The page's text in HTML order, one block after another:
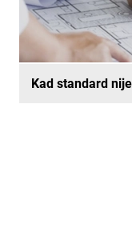
Kad standard